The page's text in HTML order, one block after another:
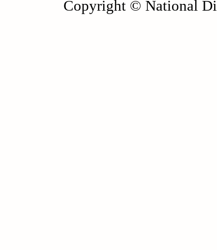
Copyright © National